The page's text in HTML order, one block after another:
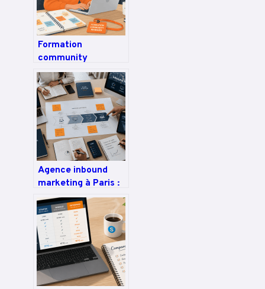
Formation
community
manager : 32 heures
pour obtenir votre
certification et
maîtriser les
réseaux sociaux
Agence inbound
marketing à Paris :
transformez votre
site en machine à
leads sans
prospecter à froid